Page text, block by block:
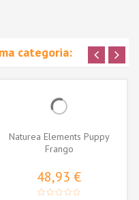
categoria:
Naturea Elements Puppy
Frango
48,93 €